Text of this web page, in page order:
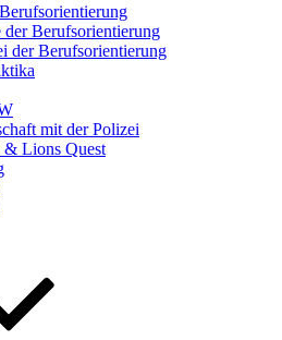
der Berufsorientierung
der Berufsorientierung
mit der Polizei
& Lions Quest